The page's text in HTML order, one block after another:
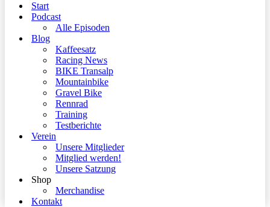
Start
Podcast
Alle Episoden
Blog
Kaffeesatz
Racing News
BIKE Transalp
Mountainbike
Gravel Bike
Rennrad
Training
Testberichte
Verein
Unsere Mitglieder
Mitglied werden!
Unsere Satzung
Shop
Merchandise
Kontakt